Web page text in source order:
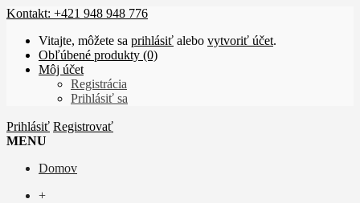
Kontakt: +421 948 948 776
Vitajte, môžete sa prihlásiť alebo vytvoriť účet.
Obľúbené produkty (0)
Môj účet
Registrácia
Prihlásiť sa
Prihlásiť Registrovať
MENU
Domov
+